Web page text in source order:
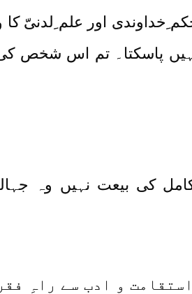
اور علم ِلدنیّ کا
نہیں پاسکتا۔ تم اس شخص
کی بیعت نہیں وہ
و ادب سے راہِ